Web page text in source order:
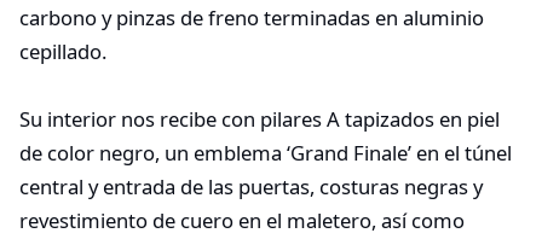
carbono y pinzas de freno terminadas en aluminio
cepillado.
Su interior nos recibe con pilares A tapizados en piel
de color negro, un emblema ‘Grand Finale’ en el túnel
central y entrada de las puertas, costuras negras y
revestimiento de cuero en el maletero, así como